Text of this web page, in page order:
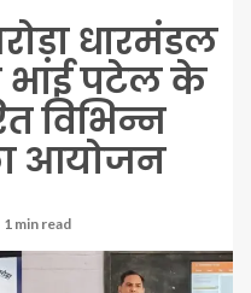
धारमंडल
भाई पटेल के
विभिन्न
आयोजन
1 min read